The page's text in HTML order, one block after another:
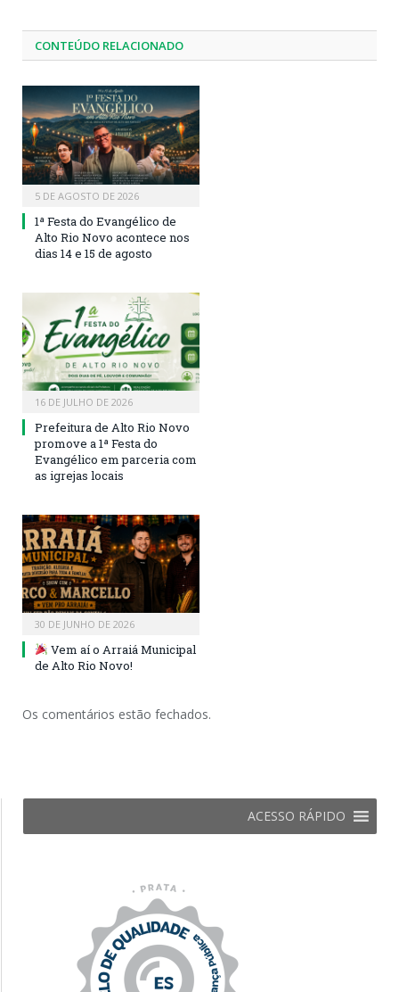
CONTEÚDO RELACIONADO
5 DE AGOSTO DE 2026
1ª Festa do Evangélico de
Alto Rio Novo acontece nos
dias 14 e 15 de agosto
16 DE JULHO DE 2026
Prefeitura de Alto Rio Novo
promove a 1ª Festa do
Evangélico em parceria com
as igrejas locais
30 DE JUNHO DE 2026
Vem aí o Arraiá Municipal
de Alto Rio Novo!
Os comentários estão fechados.
ACESSO RÁPIDO